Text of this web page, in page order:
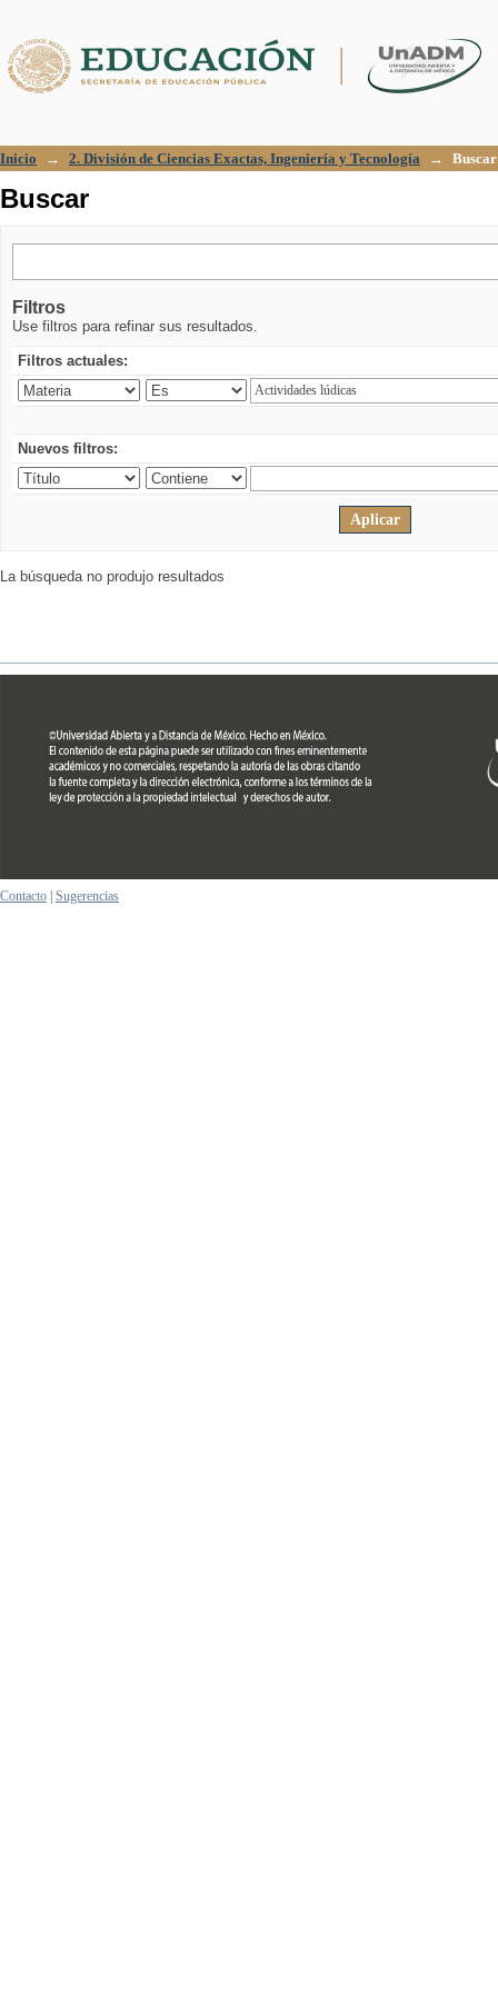
Inicio → 2. División de Ciencias Exactas, Ingeniería y Tecnología → Buscar
Buscar
Filtros
Use filtros para refinar sus resultados.
Filtros actuales:
Nuevos filtros:
La búsqueda no produjo resultados
Contacto Sugerencias